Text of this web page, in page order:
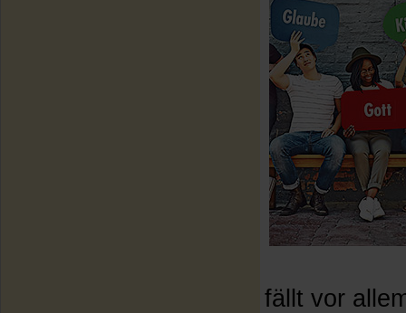
fällt vor